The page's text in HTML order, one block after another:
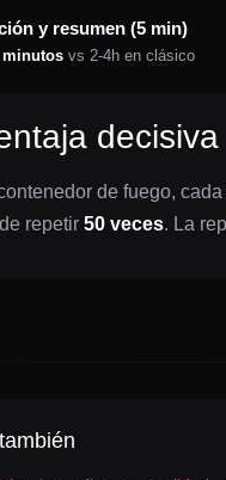
y resumen (5 min)
minutos vs 2-4h en clásico
decisiva
de fuego,
repetir 50 veces. La